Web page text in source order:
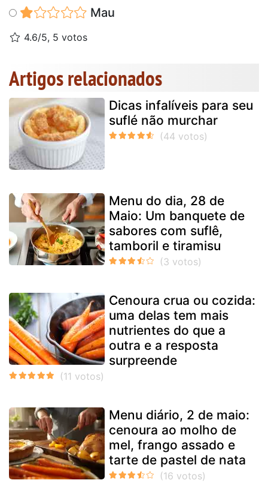
Mau
4.6/5, 5 votos
Artigos relacionados
Dicas infalíveis para seu
suflé não murchar
Menu do dia, 28 de
Maio: Um banquete de
sabores com suflê,
tamboril e tiramisu
Cenoura crua ou cozida:
uma delas tem mais
nutrientes do que a
outra e a resposta
surpreende
Menu diário, 2 de maio:
cenoura ao molho de
mel, frango assado e
tarte de pastel de nata